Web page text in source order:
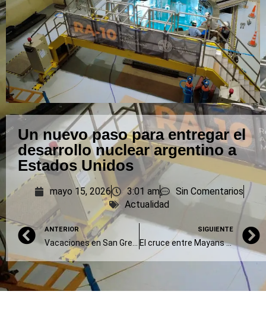
Un nuevo paso para entregar el
desarrollo nuclear argentino a
Estados Unidos
mayo 15, 2026 3:01 am
Sin Comentarios
Actualidad
ANTERIOR
Vacaciones en San Gregorio (II)
SIGUIENTE
El cruce entre Mayans y Bullrich por Adorni